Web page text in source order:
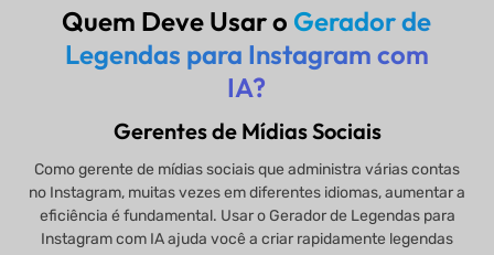
Quem Deve Usar o Gerador de
Legendas para Instagram com
IA?
Gerentes de Mídias Sociais
Como gerente de mídias sociais que administra várias contas
no Instagram, muitas vezes em diferentes idiomas, aumentar a
eficiência é fundamental. Usar o Gerador de Legendas para
Instagram com IA ajuda você a criar rapidamente legendas